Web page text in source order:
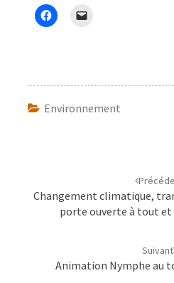
Environnement
Changement climatique,
porte ouverte à tout et
Suivant
Animation Nymphe au